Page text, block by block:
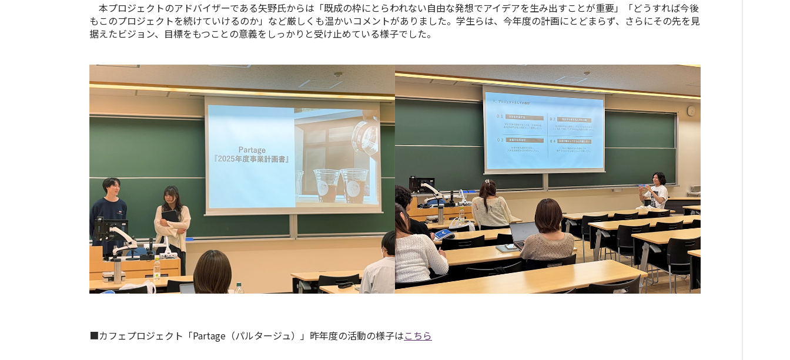
本プロジェクトのアドバイザーである矢野氏からは「既成の枠にとらわれない自由な発想でアイデアを生み出すことが重要」「どうすれば今後
もこのプロジェクトを続けていけるのか」など厳しくも温かいコメントがありました。学生らは、今年度の計画にとどまらず、さらにその先を見
据えたビジョン、目標をもつことの意義をしっかりと受け止めている様子でした。
■カフェプロジェクト「Partage （パルタージュ）」昨年度の活動の様子はこちら